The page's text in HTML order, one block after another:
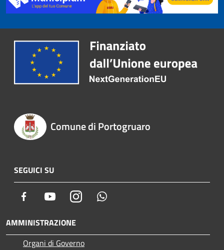
Comune di Portogruaro
SEGUICI SU
Facebook YoutubeInstagram
AMMINISTRAZIONE
Organi di Governo